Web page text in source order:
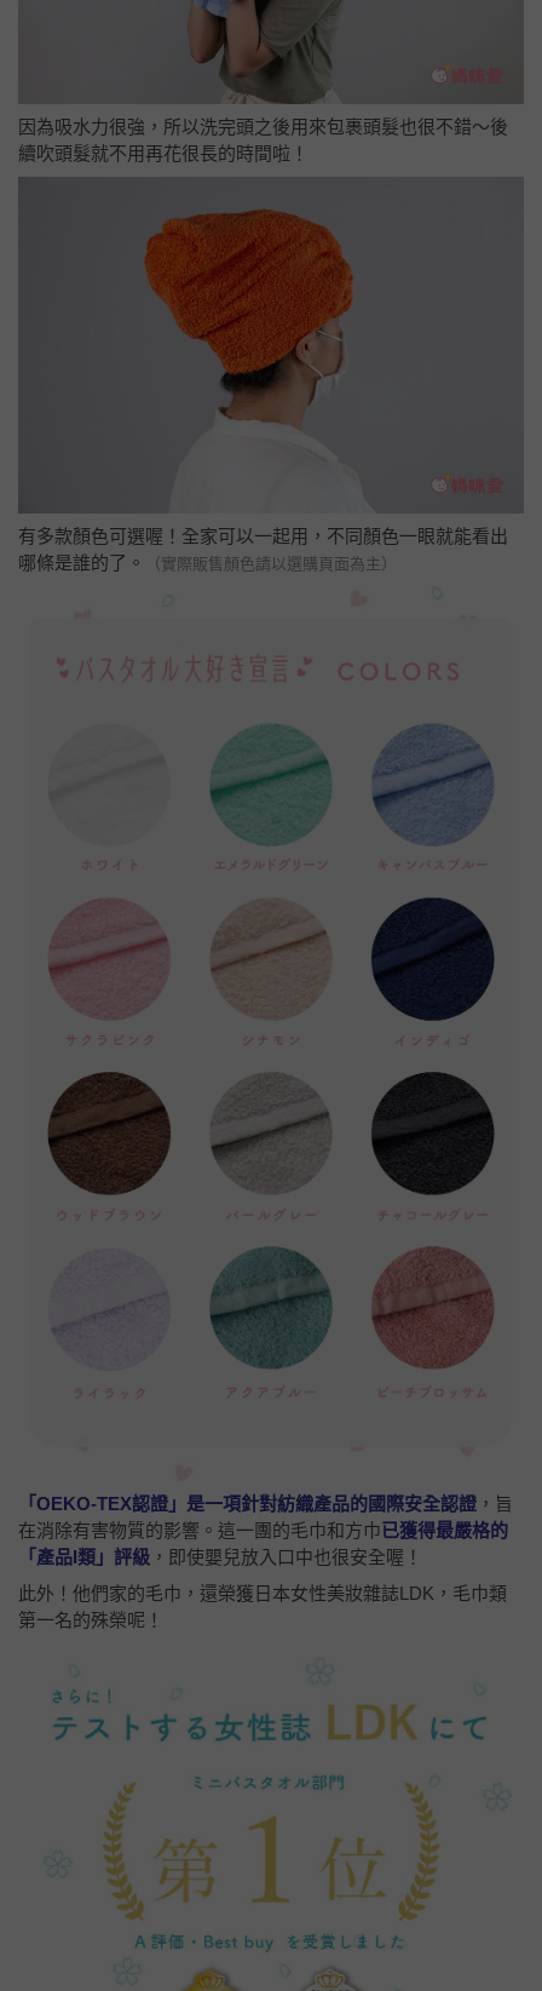
因為吸水力很強，所以洗完頭之後用來包裹頭髮也很不錯～後
續吹頭髮就不用再花很長的時間啦！
有多款顏色可選喔！全家可以一起用，不同顏色一眼就能看出
哪條是誰的了。
（實際販售顏色請以選購頁面為主）
「OEKO-TEX認證」 是一項針對紡織產品的國際安全認證 ，旨
在消除有害物質的影響。這一團的毛巾和方巾已獲得最嚴格的
「產品I類」評級 ，即使嬰兒放入口中也很安全喔！
此外！他們家的毛巾，還榮獲日本女性美妝雜誌LDK，毛巾類
第一名的殊榮呢！